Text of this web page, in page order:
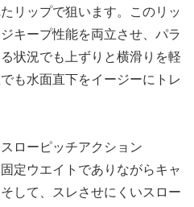
リップで狙います。このリッ
キープ性能を両立させ、パラ
状況でも上ずりと横滑りを軽
も水面直下をイージーにトレ
ローピッチアクション
定ウエイトでありながらキャ
して、スレさせにくいスロー